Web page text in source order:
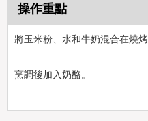
操作重點
將玉米粉、水和牛奶混合在燒
烹調後加入奶酪。